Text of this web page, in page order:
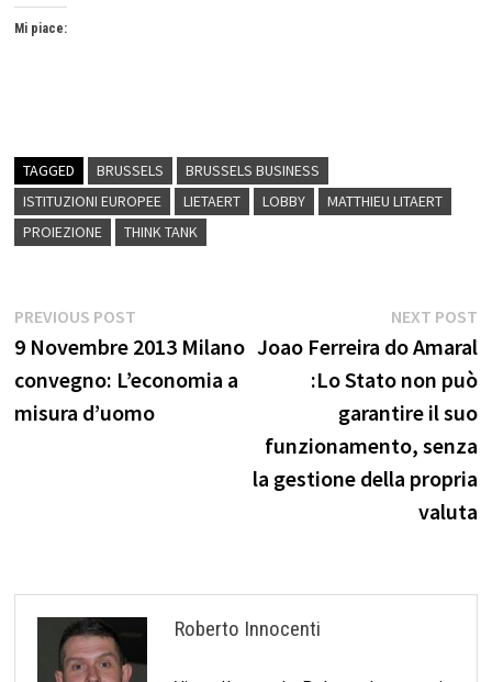
Mi piace:
TAGGED BRUSSELS
BRUSSELS BUSINESS
ISTITUZIONI EUROPEE
LIETAERT LOBBY
MATTHIEU LITAERT
PROIEZIONE
THINK TANK
Navigazione
articoli
PREVIOUS POSTPrevious
post:
9 Novembre 2013 Milano
convegno: L’economia a
misura d’uomo
NEXT POST
Joao Ferreira do Amaral
:Lo Stato non può
garantire il suo
funzionamento, senza
la gestione della propria
valuta
Roberto Innocenti